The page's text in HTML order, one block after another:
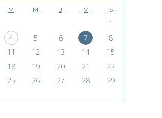
M M J V S
1
4 5 6 7
8
11 12 13 14
15
18 19 20 21
22
25 26 27 28
29